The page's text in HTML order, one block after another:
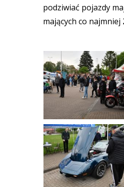
podziwiać pojazdy
mających co najmniej